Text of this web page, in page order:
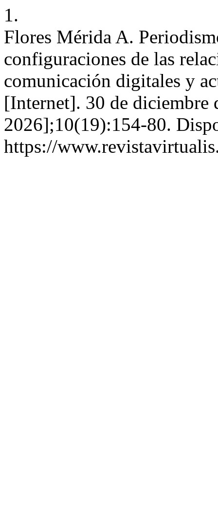
1.
Flores Mérida A.
configuraciones de las
comunicación digitales y
[Internet]. 30 de diciembre
2026];10(19):154-80.
https://